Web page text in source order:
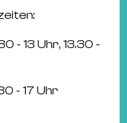
- 13 Uhr, 13.30 -
- 17 Uhr